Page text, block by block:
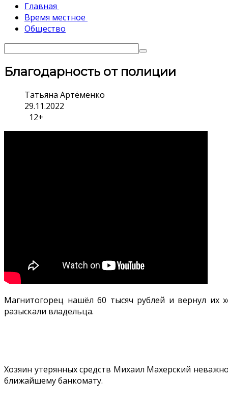
Главная
Время местное
Общество
Благодарность от полиции
Татьяна Артёменко
29.11.2022
12+
Магнитогорец нашёл 60 тысяч рублей и вернул их
разыскали владельца.
Хозяин утерянных средств Михаил Махерский
ближайшему банкомату.